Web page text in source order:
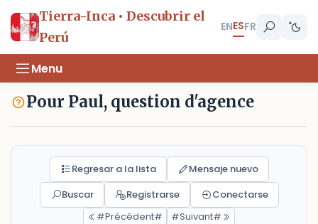
Tierra-Inca • Descubrir el
Perú
ENESFR
Menu
Pour Paul, question d'agence
Regresar a la lista
Mensaje nuevo
Buscar
Registrarse
Conectarse
#Précédent#
#Suivant#